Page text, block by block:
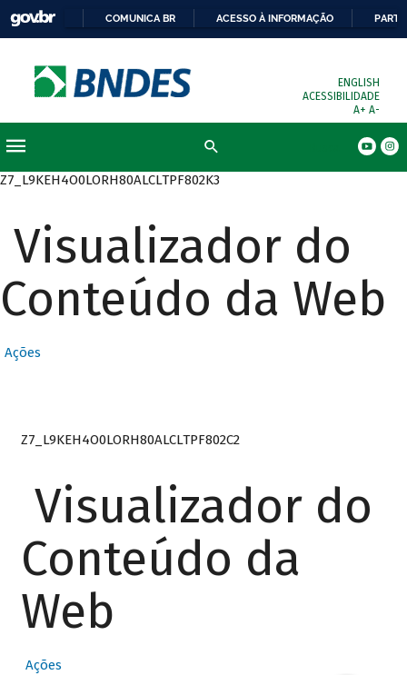
COMUNICA BR ACESSO À INFORMAÇÃO
ENGLISH
ACESSIBILIDADE
A+ A-
Z7_L9KEH4O0LORH80ALCLTPF802K3
Visualizador do
Conteúdo da Web
Ações
Z7_L9KEH4O0LORH80ALCLTPF802C2
Visualizador do
Conteúdo da
Web
Ações